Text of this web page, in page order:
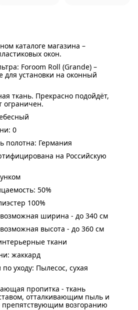
каталоге магазина –
окон.
Foroom Roll (Grande) –
установки на оконный
ткань. Прекрасно подойдёт,
ограничен.
0
полотна: Германия
на Российскую
50%
100%
ширина - до 340 см
высота - до 360 см
ткани
жаккард
уходу: Пылесос, сухая
пропитка - ткань
отталкивающим пыль и
препятствующим возгоранию